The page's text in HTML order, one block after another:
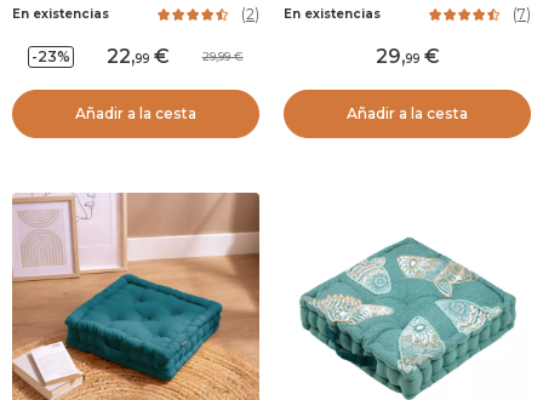
En existencias (2)
-23% 22,99 29,99
Añadir a la cesta
En existencias (7)
29,99
Añadir a la cesta